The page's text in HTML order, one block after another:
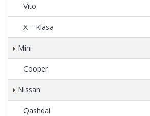
Vito
X – Klasa
Mini
Cooper
Nissan
Qashqai